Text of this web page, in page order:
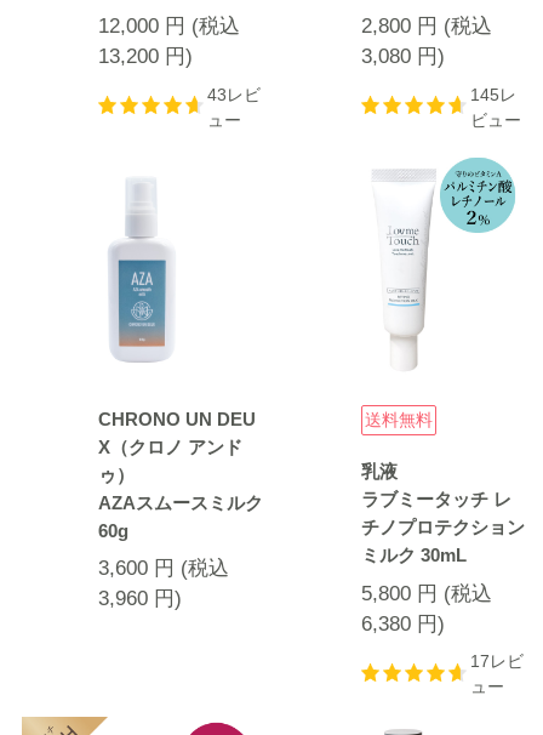
12,000 円 (税込
13,200 円)
43レビ
ュー
2,800 円 (税込
3,080 円)
145レ
ビュー
CHRONO UN DEU
X（クロノ アンド
ゥ）
AZAスムースミルク
60g
3,600 円 (税込
3,960 円)
送料無料
乳液
ラブミータッチ レ
チノプロテクション
ミルク 30mL
5,800 円 (税込
6,380 円)
17レビ
ュー